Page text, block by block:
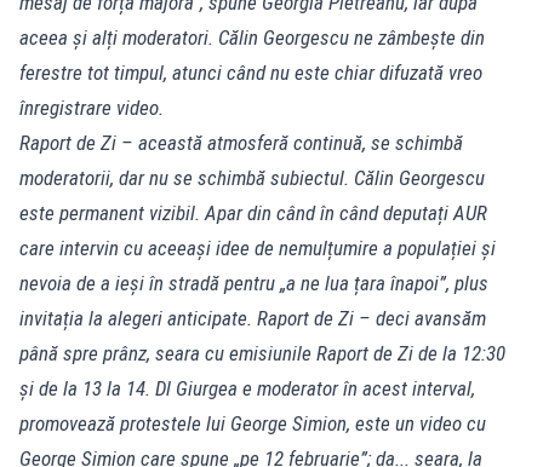
aceea și alți moderatori. Călin Georgescu ne zâmbește din
ferestre tot timpul, atunci când nu este chiar difuzată vreo
înregistrare video.
Raport de Zi – această atmosferă continuă, se schimbă
moderatorii, dar nu se schimbă subiectul. Călin Georgescu
este permanent vizibil. Apar din când în când deputați AUR
care intervin cu aceeași idee de nemulțumire a populației și
nevoia de a ieși în stradă pentru „a ne lua țara înapoi”, plus
invitația la alegeri anticipate. Raport de Zi – deci avansăm
până spre prânz, seara cu emisiunile Raport de Zi de la 12:30
și de la 13 la 14. Dl Giurgea e moderator în acest interval,
promovează protestele lui George Simion, este un video cu
George Simion care spune „pe 12 februarie”; da... seara, la